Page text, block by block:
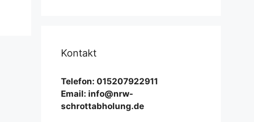
Kontakt
Telefon: 015207922911
Email: info@nrw-
schrottabholung.de